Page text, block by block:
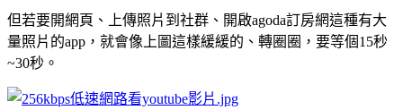
但若要開網頁、上傳照片到社群、開啟agoda訂房網這種有大
量照片的app，就會像上圖這樣緩緩的、轉圈圈，要等個15秒
~30秒。